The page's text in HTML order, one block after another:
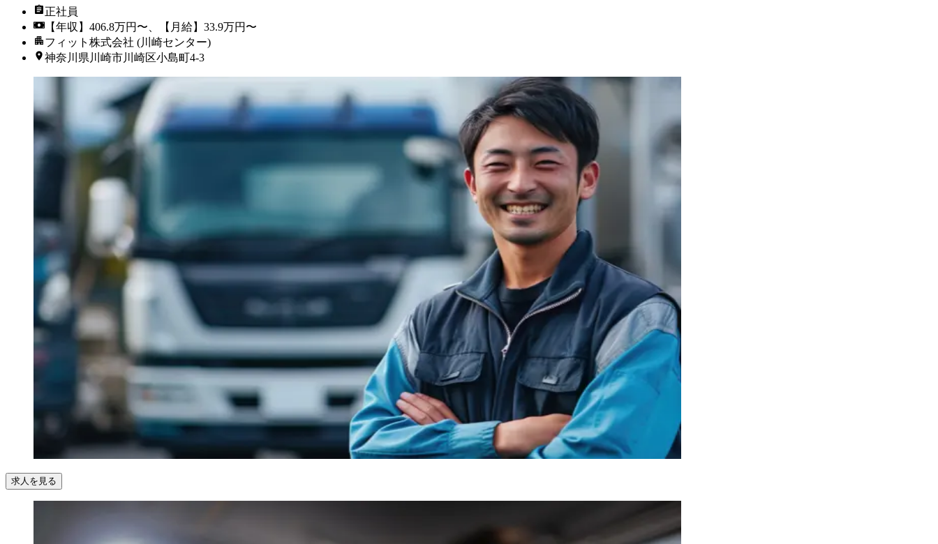
正社員
【年収】406.8万円〜、【月給】33.9万円〜
フィット株式会社 (川崎センター)
神奈川県川崎市川崎区小島町4-3
求人を見る